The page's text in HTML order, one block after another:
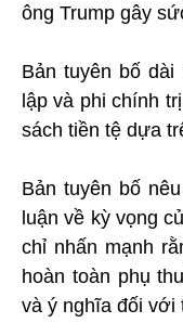
ông Trump gây
Bản tuyên bố
lập và phi chính
sách tiền tệ dựa
Bản tuyên bố
luận về kỳ vọng
chỉ nhấn mạnh
hoàn toàn phụ
và ý nghĩa đối với